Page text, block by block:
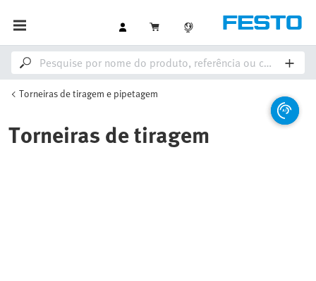
Torneiras de tiragem e pipetagem
Torneiras de tiragem